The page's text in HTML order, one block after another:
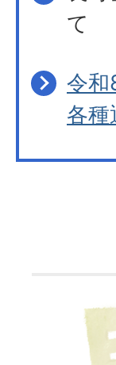
て
令和
各